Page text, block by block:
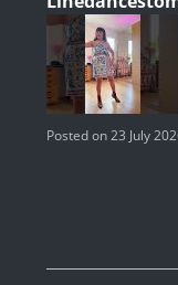
Posted on 23 July